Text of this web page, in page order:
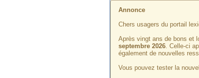
Annonce
Chers usagers du portail
Après vingt ans de bons et
septembre 2026. Celle-ci
également de nouvelles
Vous pouvez tester la